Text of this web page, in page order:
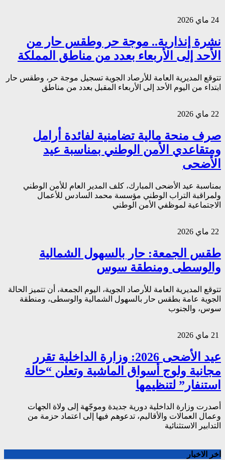
نشرة إنذارية.. موجة حر وطقس حار من
الأحد إلى الأربعاء بعدد من مناطق المملكة
تتوقع المديرية العامة للأرصاد الجوية تسجيل موجة حر، وطقس حار
ابتداء من اليوم الأحد إلى الأربعاء المقبل بعدد من مناطق
صرف منحة مالية تضامنية لفائدة أرامل
ومتقاعدي الأمن الوطني بمناسبة عيد
الأضحى
بمناسبة عيد الأضحى المبارك، كلف المدير العام للأمن الوطني
ولمراقبة التراب الوطني مؤسسة محمد السادس للأعمال
الاجتماعية لموظفي الأمن الوطني
طقس الجمعة: حار بالسهول الشمالية
والوسطى ومنطقة سوس
تتوقع المديرية العامة للأرصاد الجوية، اليوم الجمعة، أن تتميز الحالة
الجوية عامة بطقس حار بالسهول الشمالية والوسطى، ومنطقة
سوس، والجنوب
عيد الأضحى 2026: وزارة الداخلية تقرر
مجانية ولوج أسواق الماشية وتعلن “حالة
استنفار” لتنظيمها
أصدرت وزارة الداخلية دورية جديدة وموجّهة إلى ولاة الجهات
وعمال العمالات والأقاليم، تدعوهم فيها إلى اعتماد حزمة من
التدابير الاستثنائية
اخر الاخبار